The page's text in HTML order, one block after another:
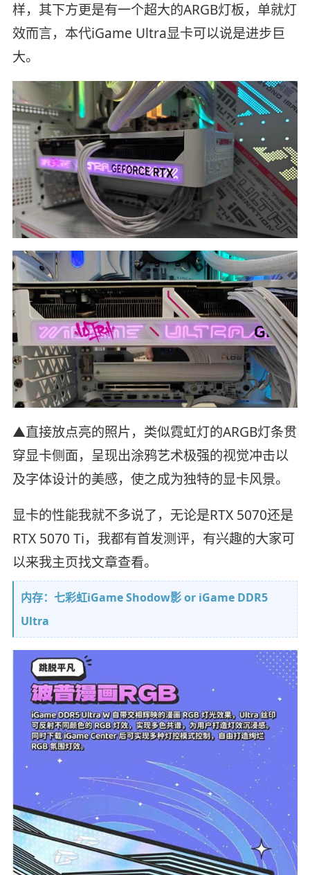
样，其下方更是有一个超大的ARGB灯板，单就灯
效而言，本代iGame Ultra显卡可以说是进步巨
大。
▲直接放点亮的照片，类似霓虹灯的ARGB灯条贯
穿显卡侧面，呈现出涂鸦艺术极强的视觉冲击以
及字体设计的美感，使之成为独特的显卡风景。
显卡的性能我就不多说了，无论是RTX 5070还是
RTX 5070 Ti，我都有首发测评，有兴趣的大家可
以来我主页找文章查看。
内存：七彩虹iGame Shodow影 or iGame DDR5
Ultra